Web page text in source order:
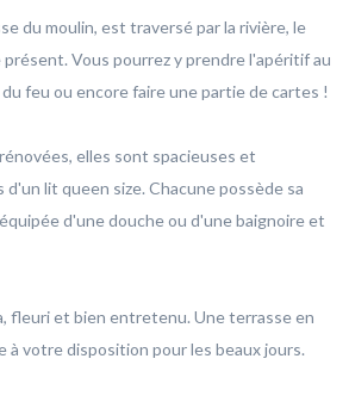
du moulin, est traversé par la rivière, le
Vous pourrez y prendre l'apéritif au
du feu ou encore faire une partie de cartes !
elles sont spacieuses et
lit queen size. Chacune possède sa
d'une douche ou d'une baignoire et
fleuri et bien entretenu. Une terrasse en
à votre disposition pour les beaux jours.